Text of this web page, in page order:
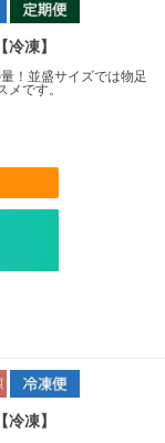
凍】
！並盛サイズでは物足
メです。
凍】